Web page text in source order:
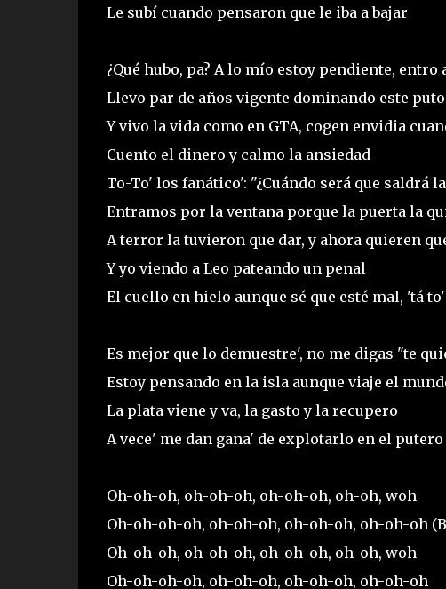
Le subí cuando pensaron que le iba a bajar
¿Qué hubo, pa? A lo mío estoy pendiente,
Llevo par de años vigente dominando este
Y vivo la vida como en GTA, cogen envidia
Cuento el dinero y calmo la ansiedad
To-To' los fanático': "¿Cuándo será que saldrá
Entramos por la ventana porque la puerta la
A terror la tuvieron que dar, y ahora quieren
Y yo viendo a Leo pateando un penal
El cuello en hielo aunque sé que esté mal, 'tá
Es mejor que lo demuestre', no me digas "te
Estoy pensando en la isla aunque viaje el
La plata viene y va, la gasto y la recupero
A vece' me dan gana' de explotarlo en el putero
Oh-oh-oh, oh-oh-oh, oh-oh-oh, oh-oh, woh
Oh-oh-oh-oh, oh-oh-oh, oh-oh-oh, oh-oh-oh
Oh-oh-oh, oh-oh-oh, oh-oh-oh, oh-oh, woh
Oh-oh-oh-oh, oh-oh-oh, oh-oh-oh, oh-oh-oh